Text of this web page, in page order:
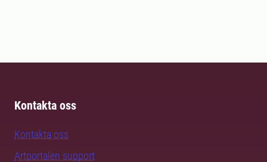
Kontakta oss
Kontakta oss
Artportalen support